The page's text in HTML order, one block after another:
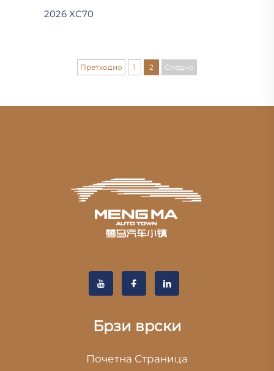
2026 XC70
Претходно 1 2 Следно
Брзи врски
Почетна Страница